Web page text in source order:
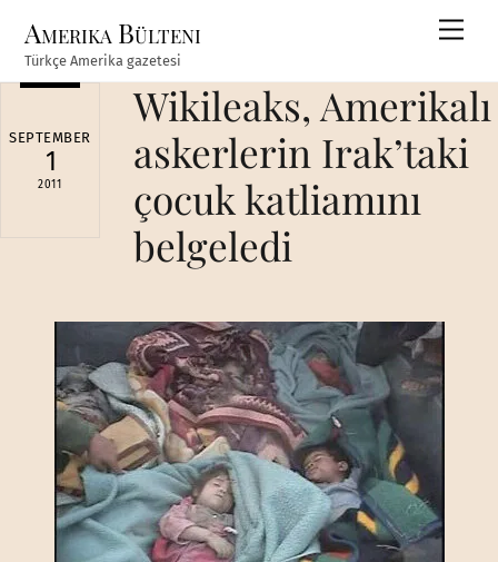
content
Amerika Bülteni
Türkçe Amerika gazetesi
SEPTEMBER
1
2011
Wikileaks, Amerikalı
askerlerin Irak’taki
çocuk katliamını
belgeledi